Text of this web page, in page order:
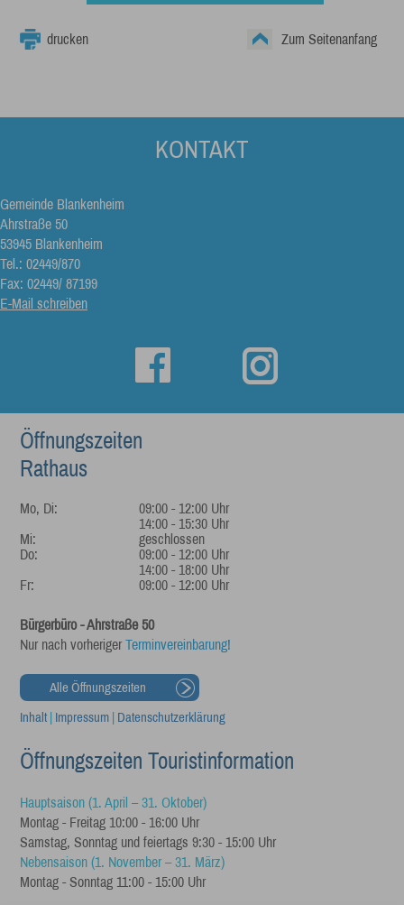
drucken Zum Seitenanfang
KONTAKT
Gemeinde Blankenheim
Ahrstraße 50
53945 Blankenheim
Tel.: 02449/870
Fax: 02449/ 87199
E-Mail schreiben
Öffnungszeiten
Rathaus
Mo, Di:
09:00 - 12:00 Uhr
14:00 - 15:30 Uhr
Mi:
geschlossen
Do:
09:00 - 12:00 Uhr
14:00 - 18:00 Uhr
Fr:
09:00 - 12:00 Uhr
Bürgerbüro - Ahrstraße 50
Nur nach vorherigerTerminvereinbarung!
Alle Öffnungszeiten
Inhalt Impressum Datenschutzerklärung
Öffnungszeiten Touristinformation
Hauptsaison (1. April – 31. Oktober)
Montag - Freitag 10:00 - 16:00 Uhr
Samstag, Sonntag und feiertags 9:30 - 15:00 Uhr
Nebensaison (1. November – 31. März)
Montag - Sonntag 11:00 - 15:00 Uhr